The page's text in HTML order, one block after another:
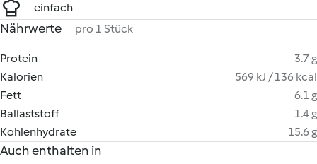
einfach
Nährwerte pro 1 Stück
Protein
3.7 g
Kalorien
569 kJ / 136 kcal
Fett
6.1 g
Ballaststoff
1.4 g
Kohlenhydrate
15.6 g
Auch enthalten in